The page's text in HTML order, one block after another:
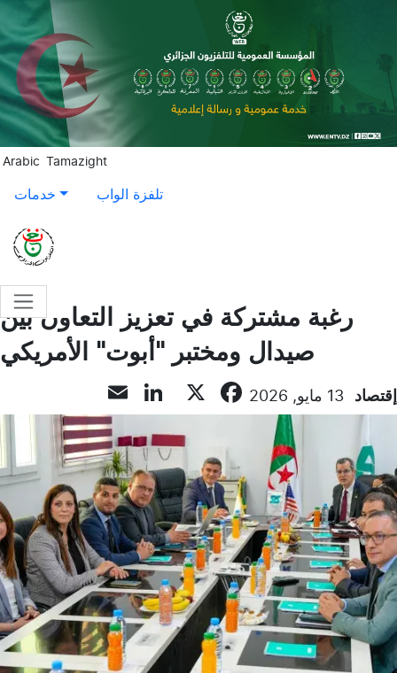
Aller au contenu principal
Arabic Tamazight
خدمات تلفزة الواب
رغبة مشتركة في تعزيز التعاون بين
صيدال ومختبر "أبوت" الأمريكي
إقتصاد 13 مايو, 2026 Facebook
LinkedIn